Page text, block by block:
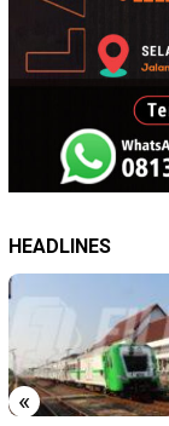
HEADLINES
«